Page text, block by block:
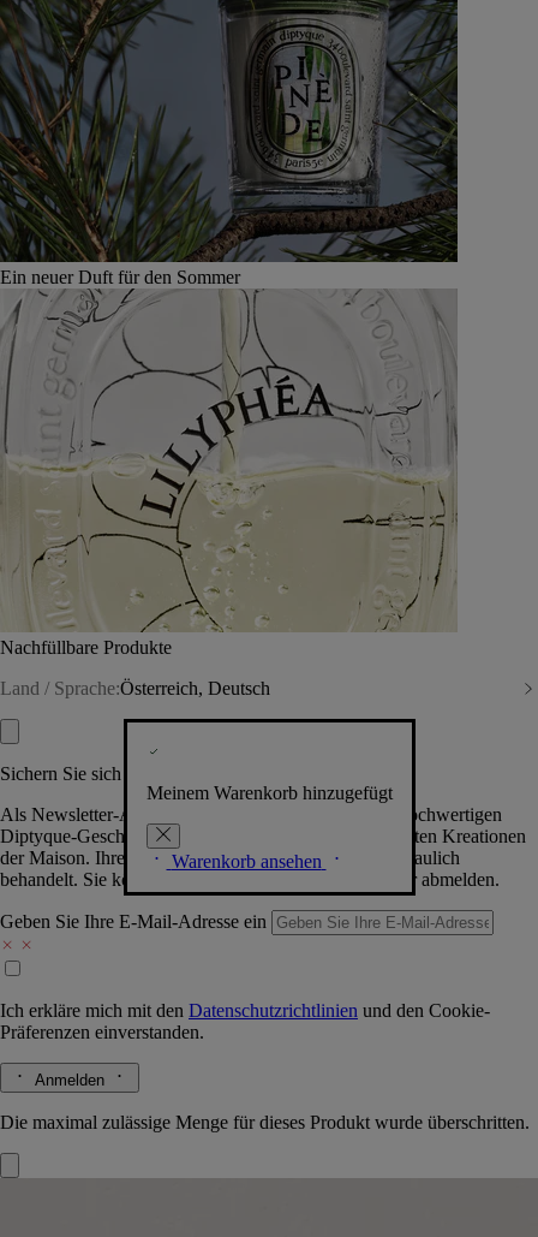
Ein neuer Duft für den Sommer
Nachfüllbare Produkte
Land / Sprache:Österreich, Deutsch
Meinem Warenkorb hinzugefügt
Warenkorb ansehen
Sichern Sie sich exklusive Vorteile
Als Newsletter-Abonnent.in erhalten Sie Zugang zu hochwertigen
Diptyque-Geschenken, Events & News über die neuesten Kreationen
der Maison. Ihre Daten werden selbstverständlich vertraulich
behandelt. Sie können sich jederzeit problemlos wieder abmelden.
Geben Sie Ihre E-Mail-Adresse ein
Ich erkläre mich mit den Datenschutzrichtlinien und den Cookie-
Präferenzen einverstanden.
Anmelden
Die maximal zulässige Menge für dieses Produkt wurde überschritten.